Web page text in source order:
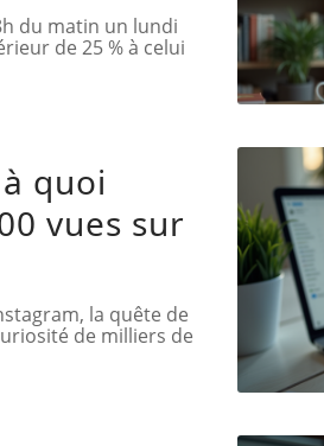
du matin un lundi
de 25 % à celui
quoi
vues sur
la quête de
de milliers de